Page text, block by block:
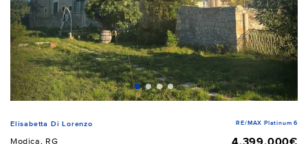
Elisabetta Di Lorenzo RE/MAX Platinum 6
Modica, RG